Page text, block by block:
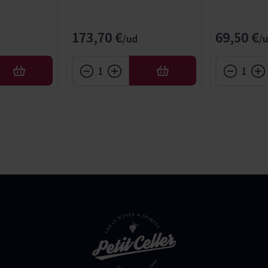
AÑADIR
173,70 €
AÑADIR
69,50 €